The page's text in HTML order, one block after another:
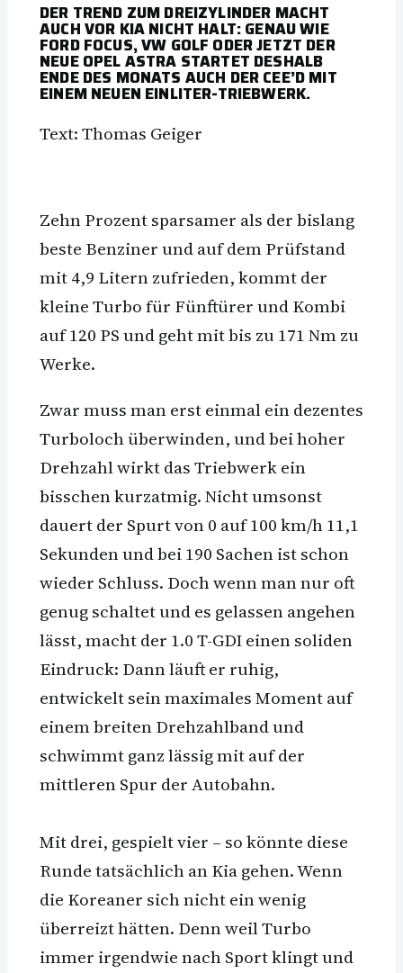
DER TREND ZUM DREIZYLINDER MACHT
AUCH VOR KIA NICHT HALT: GENAU WIE
FORD FOCUS, VW GOLF ODER JETZT DER
NEUE OPEL ASTRA STARTET DESHALB
ENDE DES MONATS AUCH DER CEE’D MIT
EINEM NEUEN EINLITER-TRIEBWERK.
Text: Thomas Geiger
Zehn Prozent sparsamer als der bislang
beste Benziner und auf dem Prüfstand
mit 4,9 Litern zufrieden, kommt der
kleine Turbo für Fünftürer und Kombi
auf 120 PS und geht mit bis zu 171 Nm zu
Werke.
Zwar muss man erst einmal ein dezentes
Turboloch überwinden, und bei hoher
Drehzahl wirkt das Triebwerk ein
bisschen kurzatmig. Nicht umsonst
dauert der Spurt von 0 auf 100 km/h 11,1
Sekunden und bei 190 Sachen ist schon
wieder Schluss. Doch wenn man nur oft
genug schaltet und es gelassen angehen
lässt, macht der 1.0 T-GDI einen soliden
Eindruck: Dann läuft er ruhig,
entwickelt sein maximales Moment auf
einem breiten Drehzahlband und
schwimmt ganz lässig mit auf der
mittleren Spur der Autobahn.
Mit drei, gespielt vier – so könnte diese
Runde tatsächlich an Kia gehen. Wenn
die Koreaner sich nicht ein wenig
überreizt hätten. Denn weil Turbo
immer irgendwie nach Sport klingt und